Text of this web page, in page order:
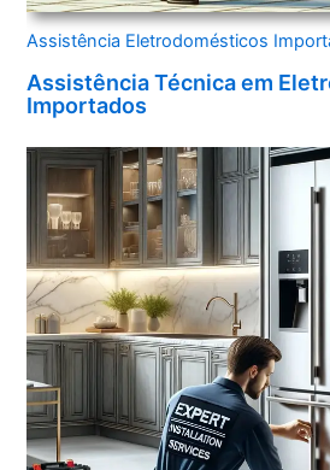
Assistência Eletrodomésticos
Assistência Técnica em
Importados